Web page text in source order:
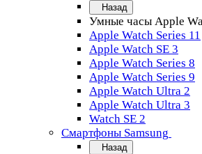
Назад
Умные часы Apple
Apple Watch Series 11
Apple Watch SE 3
Apple Watch Series 8
Apple Watch Series 9
Apple Watch Ultra 2
Apple Watch Ultra 3
Watch SE 2
Смартфоны Samsung
Назад